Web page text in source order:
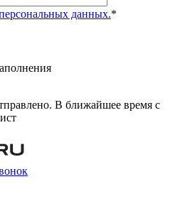
данных.*
В ближайшее время с